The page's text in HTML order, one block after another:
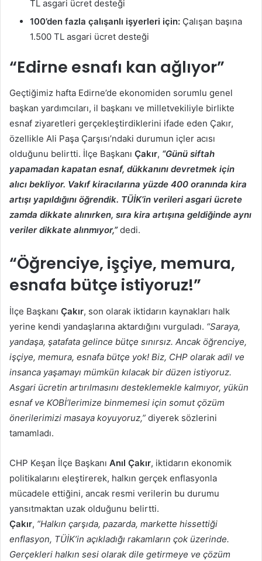
TL asgari ücret desteği
100’den fazla çalışanlı işyerleri için: Çalışan başına
1.500 TL asgari ücret desteği
“Edirne esnafı kan ağlıyor”
Geçtiğimiz hafta Edirne’de ekonomiden sorumlu genel
başkan yardımcıları, il başkanı ve milletvekiliyle birlikte
esnaf ziyaretleri gerçekleştirdiklerini ifade eden Çakır,
özellikle Ali Paşa Çarşısı’ndaki durumun içler acısı
olduğunu belirtti. İlçe Başkanı Çakır, “Günü siftah
yapamadan kapatan esnaf, dükkanını devretmek için
alıcı bekliyor. Vakıf kiracılarına yüzde 400 oranında kira
artışı yapıldığını öğrendik. TÜİK’in verileri asgari ücrete
zamda dikkate alınırken, sıra kira artışına geldiğinde aynı
veriler dikkate alınmıyor,”dedi.
“Öğrenciye, işçiye, memura,
esnafa bütçe istiyoruz!”
İlçe Başkanı Çakır, son olarak iktidarın kaynakları halk
yerine kendi yandaşlarına aktardığını vurguladı. “Saraya,
yandaşa, şatafata gelince bütçe sınırsız. Ancak öğrenciye,
işçiye, memura, esnafa bütçe yok! Biz, CHP olarak adil ve
insanca yaşamayı mümkün kılacak bir düzen istiyoruz.
Asgari ücretin artırılmasını desteklemekle kalmıyor, yükün
esnaf ve KOBİ’lerimize binmemesi için somut çözüm
önerilerimizi masaya koyuyoruz,” diyerek sözlerini
tamamladı.
CHP Keşan İlçe Başkanı Anıl Çakır, iktidarın ekonomik
politikalarını eleştirerek, halkın gerçek enflasyonla
mücadele ettiğini, ancak resmi verilerin bu durumu
yansıtmaktan uzak olduğunu belirtti.
Çakır, “Halkın çarşıda, pazarda, markette hissettiği
enflasyon, TÜİK’in açıkladığı rakamların çok üzerinde.
Gerçekleri halkın sesi olarak dile getirmeye ve çözüm